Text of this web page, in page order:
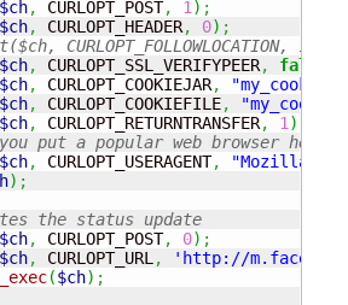
$ch, CURLOPT_POST, 1) ;
$ch, CURLOPT_HEADER, 0) ;
CURLOPT_FOLLOWLOCATION, 1);
$ch, CURLOPT_SSL_VERIFYPEER, false
$ch, CURLOPT_COOKIEJAR,
$ch, CURLOPT_COOKIEFILE,
$ch, CURLOPT_RETURNTRANSFER, 1)
put a popular web browser here
$ch, CURLOPT_USERAGENT,
"Mozilla/5.0
) ;
the status update
$ch, CURLOPT_POST, 0) ;
$ch, CURLOPT_URL,
'http://
($ch) ;